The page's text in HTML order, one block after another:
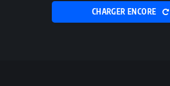
CHARGER ENCORE